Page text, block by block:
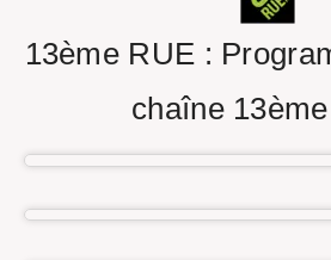
13ème RUE :
chaîne